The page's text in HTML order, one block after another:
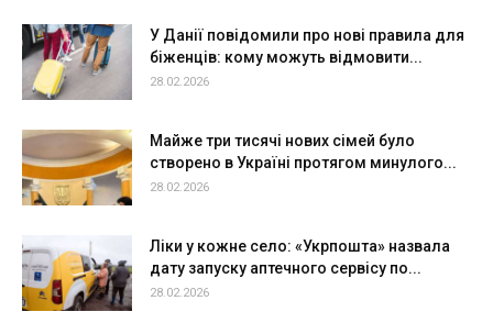
У Данії повідомили про нові правила для
біженців: кому можуть відмовити...
28.02.2026
Майже три тисячі нових сімей було
створено в Україні протягом минулого...
28.02.2026
Ліки у кожне село: «Укрпошта» назвала
дату запуску аптечного сервісу по...
28.02.2026